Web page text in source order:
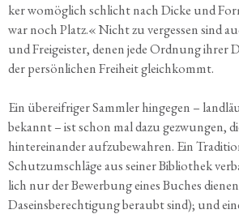
ker womög­lich schlicht nach Dicke und
war noch Platz.« Nicht zu ver­ges­sen sind
und Frei­geis­ter, denen jede Ord­nung ihrer
der per­sön­li­chen Frei­heit gleichkommt.
Ein über­eif­ri­ger Samm­ler hin­ge­gen –
bekannt – ist schon mal dazu gezwun­gen,
hin­ter­ein­an­der auf­zu­be­wah­ren. Ein
Schutz­um­schlä­ge aus sei­ner Biblio­thek
lich nur der Bewer­bung eines Buches
Daseins­be­rech­ti­gung beraubt sind); und